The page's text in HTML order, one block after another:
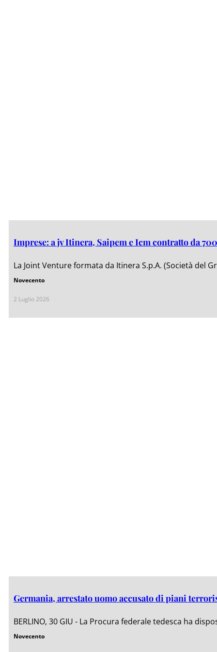
Imprese: a jv Itinera, Saipem e Icm contratto da
La Joint Venture formata da Itinera S.p.A. (Società del
Novecento
2 Luglio 2026
Germania, arrestato uomo accusato di piani
BERLINO, 30 GIU - La Procura federale tedesca ha
Novecento